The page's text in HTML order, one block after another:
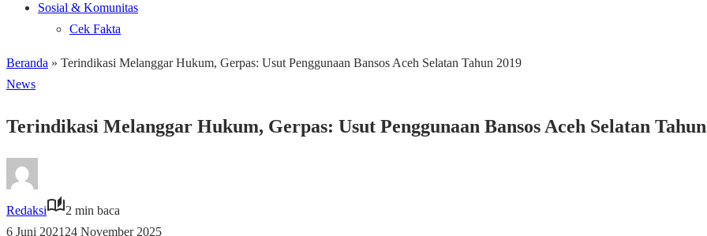
Sosial & Komunitas
Cek Fakta
Beranda » Terindikasi Melanggar Hukum, Gerpas: Usut Penggunaan Bansos Aceh Selatan Tahun 2019
News
Terindikasi Melanggar Hukum, Gerpas: Usut Penggunaan Bansos Aceh Selatan
Redaksi
2 min baca
6 Juni 2021 24 November 2025